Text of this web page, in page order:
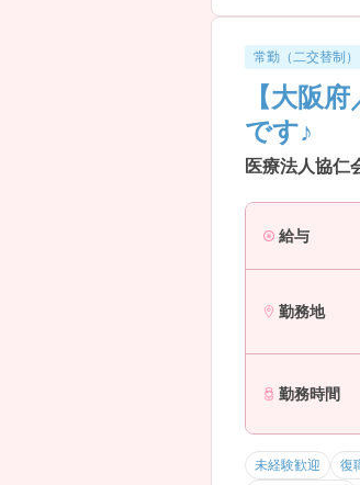
常勤（二交替制）
【大阪
です♪
医療法人協
給与
勤務地
勤務時間
未経験歓迎 復